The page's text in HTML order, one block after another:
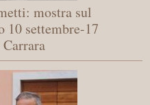
mostra sul
10 settembre-17